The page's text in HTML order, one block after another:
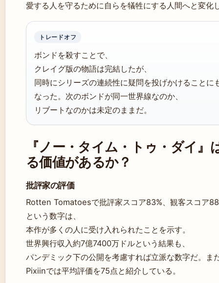
愛する人を守るために自らを犠牲にする人間へと変化
トレードオフ
ボンドを殺すことで、
クレイグ版の物語は完結したが、
同時にシリーズの連続性に疑問を投げかけることに
なった。次のボンドが同一世界線なのか、
リブートなのかは未定のままだ。
『ノー・タイム・トゥ・ダイ』
る価値があるか？
批評家の評価
Rotten Tomatoesで批評家スコア83%、観客スコア
という数字は、
本作が多くの人に受け入れられたことを示す。
世界興行収入約7億7400万ドルという結果も、
パンデミック下の公開を考慮すれば立派な数字だ。ま
Pixiinでは平均評価を75点と紹介している。